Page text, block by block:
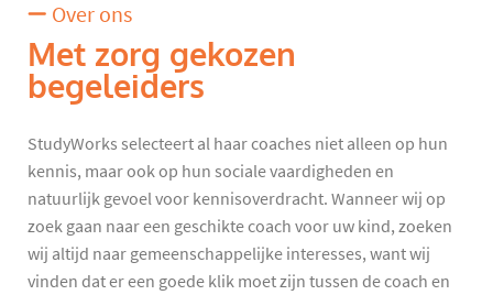
Over ons
Met zorg gekozen
begeleiders
StudyWorks selecteert al haar coaches niet alleen op hun
kennis, maar ook op hun sociale vaardigheden en
natuurlijk gevoel voor kennisoverdracht. Wanneer wij op
zoek gaan naar een geschikte coach voor uw kind, zoeken
wij altijd naar gemeenschappelijke interesses, want wij
vinden dat er een goede klik moet zijn tussen de coach en